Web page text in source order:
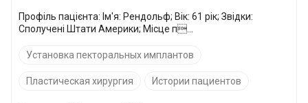
Профіль пацієнта: Ім'я: Рендольф; Вік: 61 рік; Звідки:
Сполучені Штати Америки; Місце п...
Установка пекторальных имплантов
Пластическая хирургия Истории пациентов